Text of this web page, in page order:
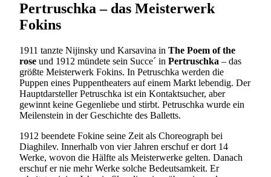
Pertruschka – das Meisterwerk
Fokins
1911 tanzte Nijinsky und Karsavina in The Poem of the
rose und 1912 mündete sein Succe´ in Pertruschka – das
größte Meisterwerk Fokins. In Petruschka werden die
Puppen eines Puppentheaters auf einem Markt lebendig. Der
Hauptdarsteller Petruschka ist ein Kontaktsucher, aber
gewinnt keine Gegenliebe und stirbt. Petruschka wurde ein
Meilenstein in der Geschichte des Balletts.
1912 beendete Fokine seine Zeit als Choreograph bei
Diaghilev. Innerhalb von vier Jahren erschuf er dort 14
Werke, wovon die Hälfte als Meisterwerke gelten. Danach
erschuf er nie mehr Werke solche Bedeutsamkeit. Er